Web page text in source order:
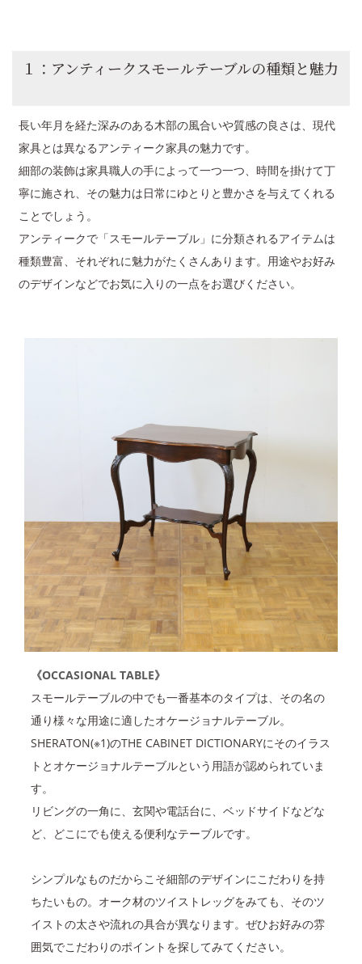
１：アンティークスモールテーブルの種類と魅力
長い年月を経た深みのある木部の風合いや質感の良さは、現代
家具とは異なるアンティーク家具の魅力です。
細部の装飾は家具職人の手によって一つ一つ、時間を掛けて丁
寧に施され、その魅力は日常にゆとりと豊かさを与えてくれる
ことでしょう。
アンティークで「スモールテーブル」に分類されるアイテムは
種類豊富、それぞれに魅力がたくさんあります。用途やお好み
のデザインなどでお気に入りの一点をお選びください。
《OCCASIONAL TABLE》
スモールテーブルの中でも一番基本のタイプは、その名の
通り様々な用途に適したオケージョナルテーブル。
SHERATON(※1)のTHE CABINET DICTIONARYにそのイラス
トとオケージョナルテーブルという用語が認められていま
す。
リビングの一角に、玄関や電話台に、ベッドサイドなどな
ど、どこにでも使える便利なテーブルです。
シンプルなものだからこそ細部のデザインにこだわりを持
ちたいもの。オーク材のツイストレッグをみても、そのツ
イストの太さや流れの具合が異なります。ぜひお好みの雰
囲気でこだわりのポイントを探してみてください。